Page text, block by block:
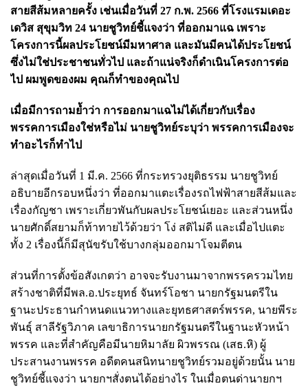
สายสีส้มหลายครั้ง เช่นเมื่อวันที่ 27 ก.พ. 2566 ที่โรงแรมเดอะ
เดวิส สุขุมวิท 24 นายชูวิทย์ชี้แจงว่า ที่ออกมาแฉ เพราะ
โครงการนี้ผลประโยชน์มีมหาศาล และมันมีคนได้ประโยชน์
ซึ่งไม่ใช่ประชาชนทั่วไป และถ้าแน่จริงก็ดำเนินโครงการต่อ
ไป ผมพูดของผม คุณก็ทำของคุณไป
เมื่อมีการถามย้ำว่า การออกมาแฉไม่ได้เกี่ยวกับเรื่อง
พรรคการเมืองใช่หรือไม่ นายชูวิทย์ระบุว่า พรรคการเมืองจะ
ทำอะไรก็ทำไป
ล่าสุดเมื่อวันที่ 1 มี.ค. 2566 ที่กระทรวงยุติธรรม นายชูวิทย์
อธิบายอีกรอบหนึ่งว่า ที่ออกมาแตะเรื่องรถไฟฟ้าสายสีส้มและ
เรื่องกัญชา เพราะเกี่ยวพันกับผลประโยชน์เยอะ และส่วนหนึ่ง
นายศักดิ์สยามก็ท้าทายไว้ด้วยว่า โง่ สติไม่ดี และเมื่อไปแตะ
ทั้ง 2 เรื่องนี้ก็มีสุนัขรับใช้บางกลุ่มออกมาโจมตีตน
ส่วนที่การตั้งข้อสังเกตว่า อาจจะรับงานมาจากพรรครวมไทย
สร้างชาติที่มีพล.อ.ประยุทธ์ จันทร์โอชา นายกรัฐมนตรีใน
ฐานะประธานกำหนดแนวทางและยุทธศาสตร์พรรค, นายพีระ
พันธุ์ สาลีรัฐวิภาค เลขาธิการนายกรัฐมนตรีในฐานะหัวหน้า
พรรค และที่สำคัญคือมีนายหิมาลัย ผิวพรรณ (เสธ.หิ) ผู้
ประสานงานพรรค อดีตคนสนิทนายชูวิทย์รวมอยู่ด้วยนั้น นาย
ชูวิทย์ชี้แจงว่า นายกฯสั่งตนได้อย่างไร ในเมื่อตนด่านายกฯ